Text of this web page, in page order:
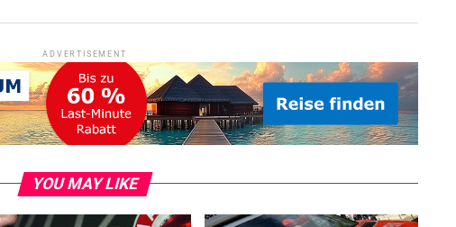
ADVERTISEMENT
YOU MAY LIKE